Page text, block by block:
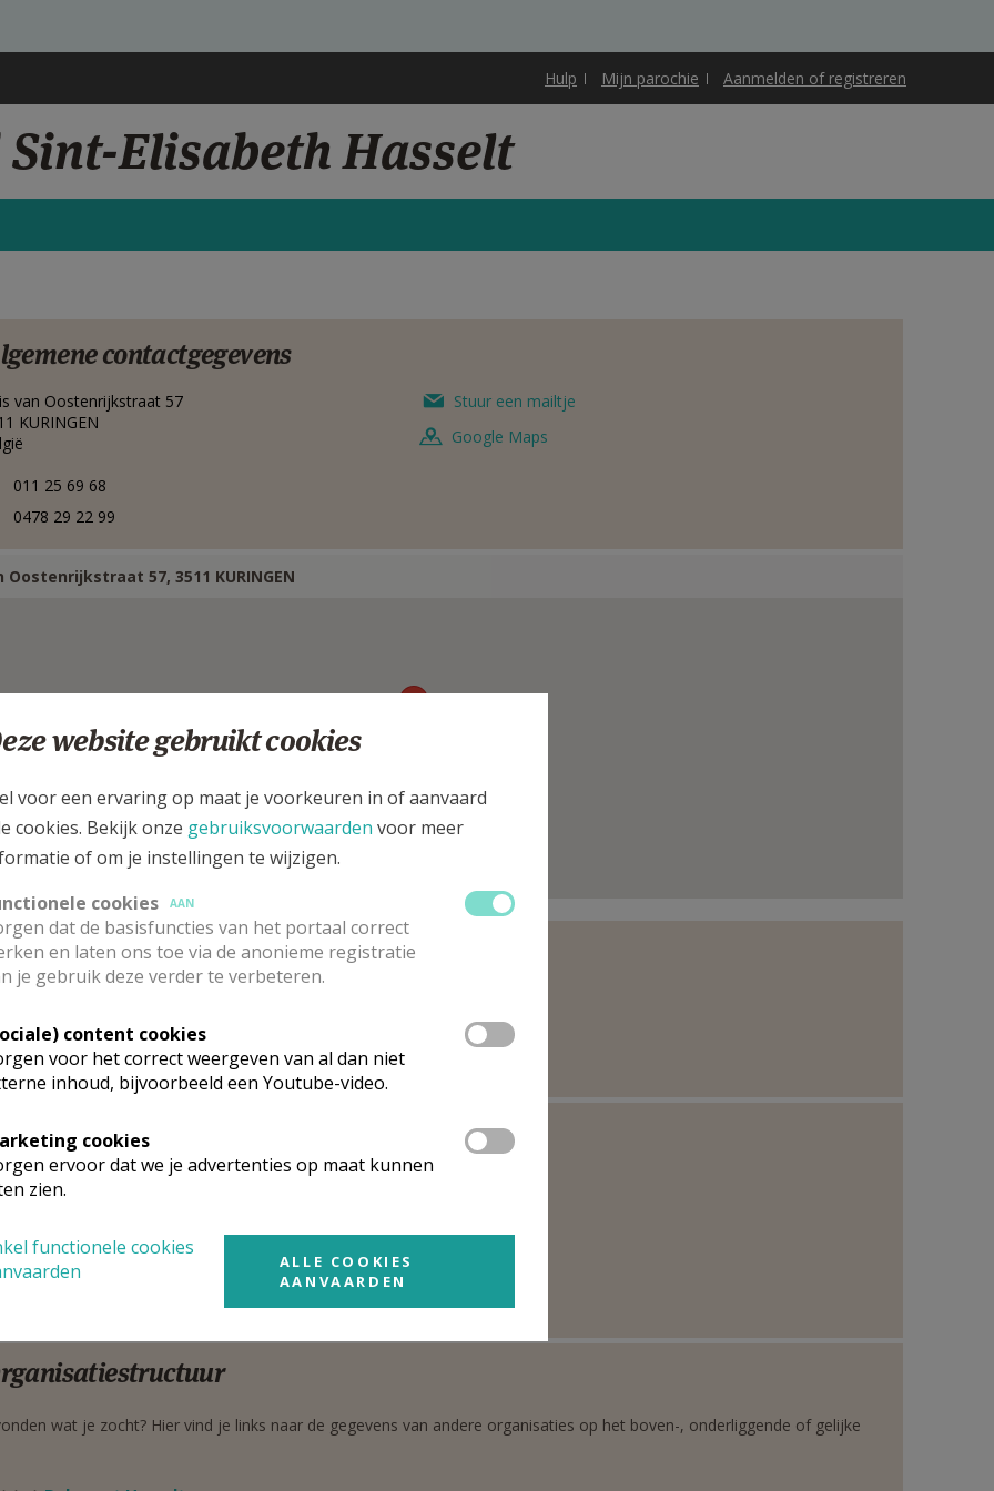
Hulp Mijn parochie Aanmelden of registreren
Elisabeth Hasselt
contactgegevens
van Oostenrijkstraat 57
KURINGEN
011 25 69 68
0478 29 22 99
Stuur een mailtje
Google Maps
Oostenrijkstraat 57, 3511 KURINGEN
von Beethovenlaan 25
HASSELT
moderator
Gerard
011 25 69 68
wat je zocht? Hier vind je links naar de gegevens van andere organisaties op het boven-, onderliggende of gelijke
website gebruikt cookies
voor een ervaring op maat je voorkeuren in of aanvaard
cookies. Bekijk onze gebruiksvoorwaarden voor meer
of om je instellingen te wijzigen.
cookies
AAN
dat de basisfuncties van het portaal correct
en laten ons toe via de anonieme registratie
je gebruik deze verder te verbeteren.
content cookies
voor het correct weergeven van al dan niet
inhoud, bijvoorbeeld een Youtube-video.
cookies
ervoor dat we je advertenties op maat kunnen
zien.
functionele cookies
ALLE COOKIES
AANVAARDEN